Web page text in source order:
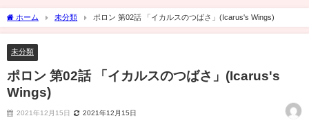
ホーム 未分類 ポロン 第02話 「イカルスのつばさ」(Icarus's Wings)
未分類
ポロン 第02話 「イカルスのつばさ」(Icarus's
Wings)
2021年12月15日 2021年12月15日